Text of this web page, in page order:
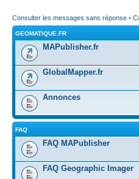
Consulter les messages sans réponse •
GEOMATIQUE.FR
MAPublisher.fr
GlobalMapper.fr
Annonces
FAQ
FAQ MAPublisher
FAQ Geographic Imager